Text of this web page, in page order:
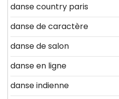
danse country paris
danse de caractère
danse de salon
danse en ligne
danse indienne